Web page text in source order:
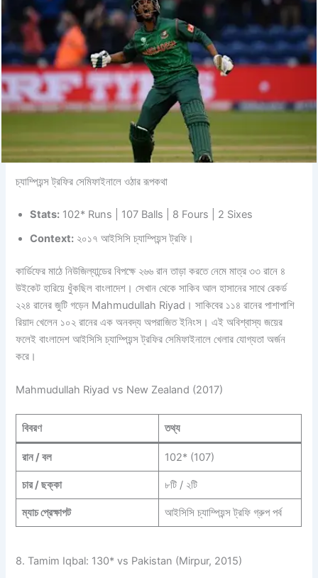
চ্যাম্পিয়ন্স ট্রফির সেমিফাইনালে ওঠার রূপকথা
Stats: 102* Runs | 107 Balls | 8 Fours | 2 Sixes
Context: ২০১৭ আইসিসি চ্যাম্পিয়ন্স ট্রফি।
কার্ডিফের মাঠে নিউজিল্যান্ডের বিপক্ষে ২৬৬ রান তাড়া করতে নেমে মাত্র ৩৩ রানে ৪
উইকেট হারিয়ে ধুঁকছিল বাংলাদেশ। সেখান থেকে সাকিব আল হাসানের সাথে রেকর্ড
২২৪ রানের জুটি গড়েন Mahmudullah Riyad। সাকিবের ১১৪ রানের পাশাপাশি
রিয়াদ খেলেন ১০২ রানের এক অনবদ্য অপরাজিত ইনিংস। এই অবিশ্বাস্য জয়ের
ফলেই বাংলাদেশ আইসিসি চ্যাম্পিয়ন্স ট্রফির সেমিফাইনালে খেলার যোগ্যতা অর্জন
করে।
Mahmudullah Riyad vs New Zealand (2017)
বিবরণ তথ্য
রান / বল 102* (107)
চার / ছক্কা ৮টি / ২টি
ম্যাচ প্রেক্ষাপট আইসিসি চ্যাম্পিয়ন্স ট্রফি গ্রুপ পর্ব
8. Tamim Iqbal: 130* vs Pakistan (Mirpur, 2015)